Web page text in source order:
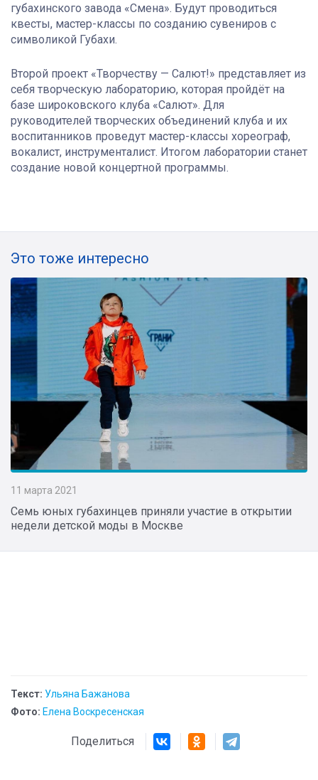
губахинского завода «Смена». Будут проводиться
квесты, мастер-классы по созданию сувениров с
символикой Губахи.
Второй проект «Творчеству — Салют!» представляет из
себя творческую лабораторию, которая пройдёт на
базе широковского клуба «Салют». Для
руководителей творческих объединений клуба и их
воспитанников проведут мастер-классы хореограф,
вокалист, инструменталист. Итогом лаборатории станет
создание новой концертной программы.
Это тоже интересно
11 марта 2021
Семь юных губахинцев приняли участие в открытии
недели детской моды в Москве
Текст: Ульяна Бажанова
Фото: Елена Воскресенская
Поделиться